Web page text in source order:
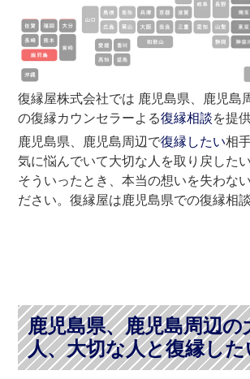
復縁屋株式会社では 鹿児島県、鹿児島
の復縁カウンセラーよる復縁相談を提
鹿児島県、鹿児島周辺で復縁したい相
気に悩んでいて大切な人を取り戻したい
そういったとき、本当の想いを失わな
ださい。復縁屋は鹿児島県での復縁相
鹿児島県、鹿児島周辺の
人、大切な人と復縁した